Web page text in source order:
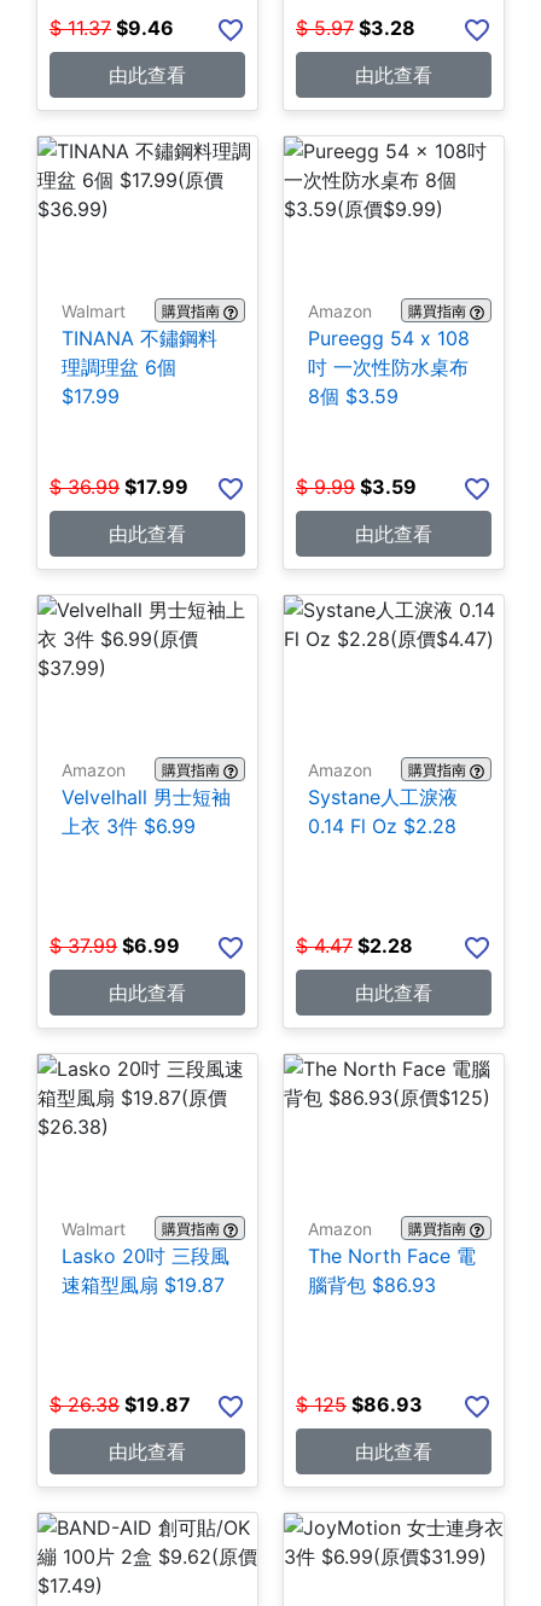
$ 11.37 $9.46
由此查看
$ 5.97 $3.28
由此查看
Walmart 購買指南
TINANA 不鏽鋼料
理調理盆 6個
$17.99
$ 36.99 $17.99
由此查看
Amazon 購買指南
Pureegg 54 x 108
吋 一次性防水桌布
8個 $3.59
$ 9.99 $3.59
由此查看
Amazon 購買指南
Velvelhall 男士短袖
上衣 3件 $6.99
$ 37.99 $6.99
由此查看
Amazon 購買指南
Systane人工淚液
0.14 Fl Oz $2.28
$ 4.47 $2.28
由此查看
Walmart 購買指南
Lasko 20吋 三段風
速箱型風扇 $19.87
$ 26.38 $19.87
由此查看
Amazon 購買指南
The North Face 電
腦背包 $86.93
$ 125 $86.93
由此查看